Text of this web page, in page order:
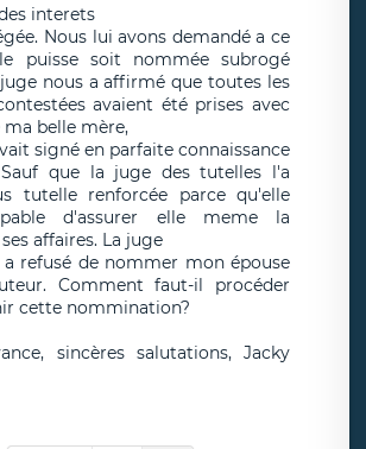
interets
Nous lui avons demandé a ce
puisse soit nommée subrogé
nous a affirmé que toutes les
avaient été prises avec
belle mère,
signé en parfaite connaissance
que la juge des tutelles l'a
tutelle renforcée parce qu'elle
d'assurer elle meme la
affaires. La juge
refusé de nommer mon épouse
Comment faut-il procéder
cette nommination?
sincères salutations, Jacky